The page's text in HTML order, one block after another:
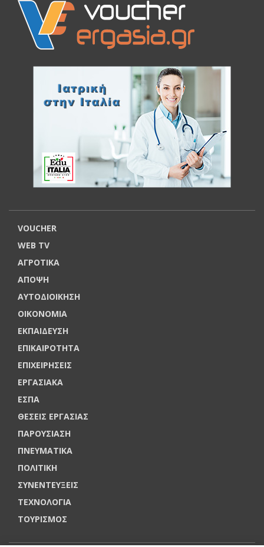
VOUCHER
WEB TV
ΑΓΡΟΤΙΚΑ
ΑΠΟΨΗ
ΑΥΤΟΔΙΟΙΚΗΣΗ
ΟΙΚΟΝΟΜΙΑ
ΕΚΠΑΙΔΕΥΣΗ
ΕΠΙΚΑΙΡΟΤΗΤΑ
ΕΠΙΧΕΙΡΗΣΕΙΣ
ΕΡΓΑΣΙΑΚΑ
ΕΣΠΑ
ΘΕΣΕΙΣ ΕΡΓΑΣΙΑΣ
ΠΑΡΟΥΣΙΑΣΗ
ΠΝΕΥΜΑΤΙΚΑ
ΠΟΛΙΤΙΚΗ
ΣΥΝΕΝΤΕΥΞΕΙΣ
ΤΕΧΝΟΛΟΓΙΑ
ΤΟΥΡΙΣΜΟΣ